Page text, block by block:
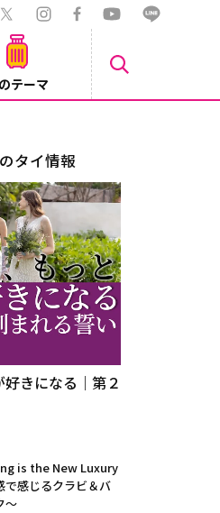
テーマ
タイ情報
きになる｜第２
is the New Luxury
で感じるクラビ＆バ
～